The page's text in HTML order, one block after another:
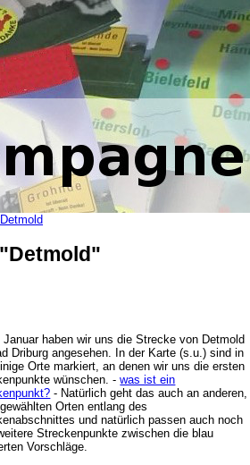
Detmold
Januar haben wir uns die Strecke von Detmold
Driburg angesehen. In der Karte (s.u.) sind in
Orte markiert, an denen wir uns die ersten
wünschen. -was ist ein
- Natürlich geht das auch an anderen,
Orten entlang des
und natürlich passen auch noch
Streckenpunkte zwischen die blau
Vorschläge.